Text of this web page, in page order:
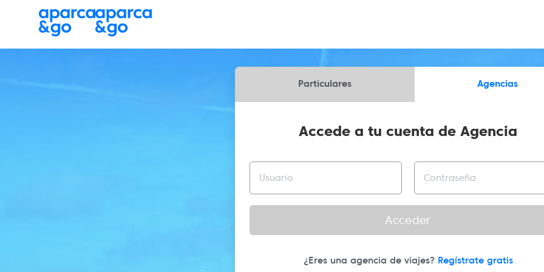
Aparca&Go
Particulares Agencias
Accede a tu cuenta de Agencia
Acceder
¿Eres una agencia de viajes? Regístrate gratis